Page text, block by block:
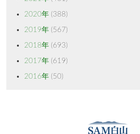
2020年(388)
2019年(567)
2018年(693)
2017年(619)
2016年(50)